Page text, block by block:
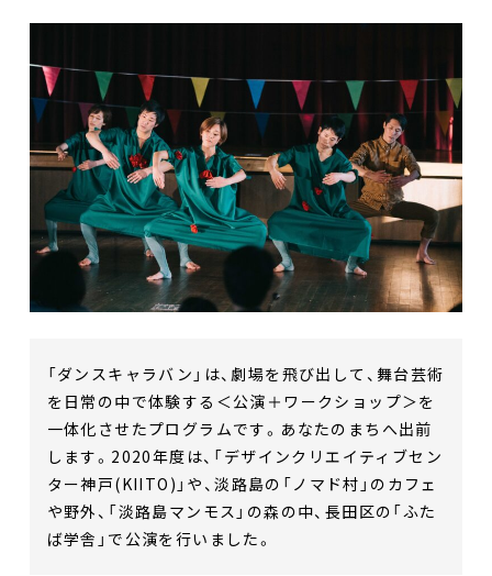
「ダンスキャラバン」は、劇場を飛び出して、舞台芸術
を日常の中で体験する＜公演＋ワークショップ＞を
一体化させたプログラムです。あなたのまちへ出前
します。2020年度は、「デザインクリエイティブセン
ター神戸(KIITO)」や、淡路島の「ノマド村」のカフェ
や野外、「淡路島マンモス」の森の中、長田区の「ふた
ば学舎」で公演を行いました。